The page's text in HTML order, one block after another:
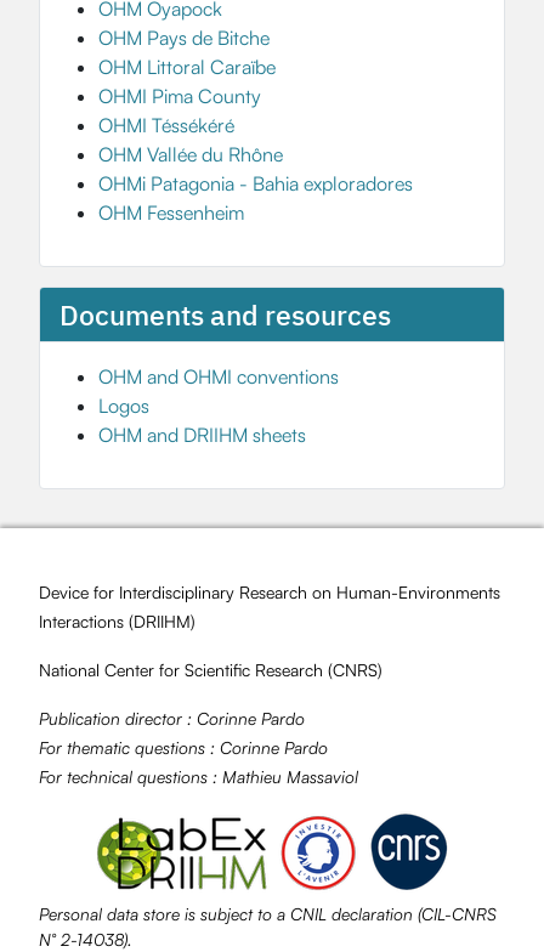
OHM Oyapock
OHM Pays de Bitche
OHM Littoral Caraïbe
OHMI Pima County
OHMI Téssékéré
OHM Vallée du Rhône
OHMi Patagonia - Bahia exploradores
OHM Fessenheim
Documents and resources
OHM and OHMI conventions
Logos
OHM and DRIIHM sheets
Device for Interdisciplinary Research on Human-Environments
Interactions (DRIIHM)
National Center for Scientific Research (CNRS)
Publication director : Corinne Pardo
For thematic questions : Corinne Pardo
For technical questions : Mathieu Massaviol
Personal data store is subject to a CNIL declaration (CIL-CNRS
N° 2-14038).